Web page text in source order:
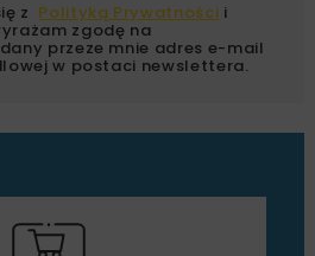
z Polityką Prywatności i
zgodę na
przeze mnie adres e-mail
w postaci newslettera.